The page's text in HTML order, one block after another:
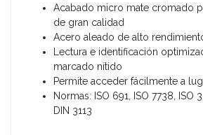
Acabado micro mate cromado
de gran calidad
Acero aleado de alto
Lectura e identificación
marcado nítido
Permite acceder fácilmente a
Normas: ISO 691, ISO 7738, ISO
DIN 3113